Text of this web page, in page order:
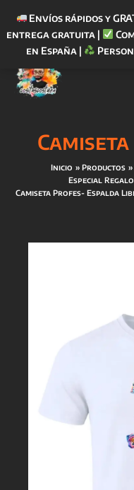
Envíos rápidos y
entrega gratuita |
en España |
contenido
Inicio Productos
Especial
Camiseta Profes- Espalda